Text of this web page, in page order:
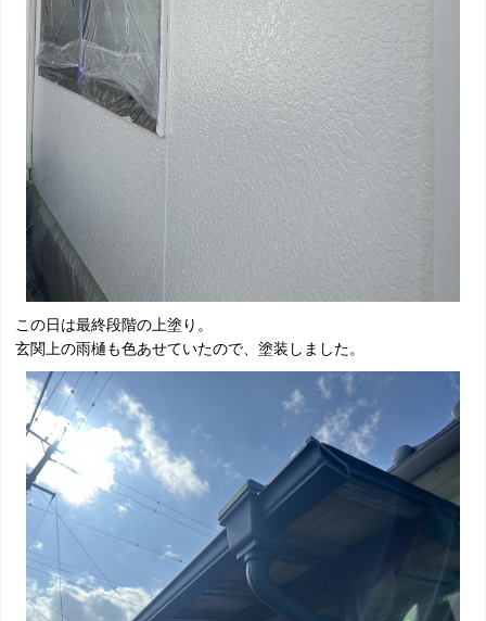
この日は最終段階の上塗り。
玄関上の雨樋も色あせていたので、塗装しました。